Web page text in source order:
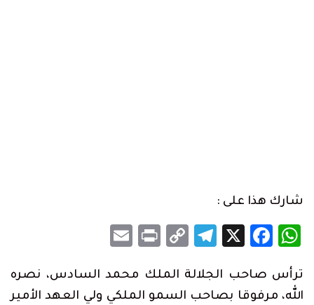
شارك هذا على :
WhatsApp
Facebook
X
Telegram
Copy
Print
ترأس صاحب الجلالة الملك محمد السادس، نصره
الله، مرفوقا بصاحب السمو الملكي ولي العهد الأمير